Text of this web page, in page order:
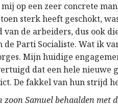
op een zeer concrete
sterk heeft geschokt,
de arbeiders, dus ook
Parti Socialiste. Wat ik
Mijn huidige
dat een hele
De fakkel van hun strijd
zoon Samuel behaalden met